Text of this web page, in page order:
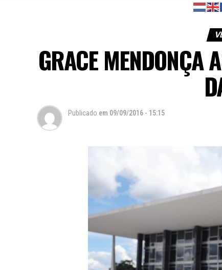
GRACE MENDONÇA
Publicado em 09/09/2016 - 15:15